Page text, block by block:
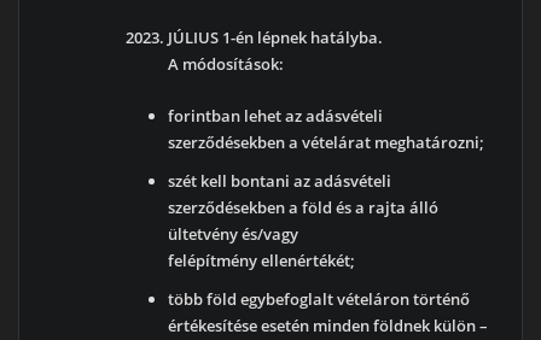
JÚLIUS 1-én lépnek hatályba.
A módosítások:
forintban lehet az adásvételi
szerződésekben a vételárat meghatározni;
szét kell bontani az adásvételi
szerződésekben a föld és a rajta álló
ültetvény és/vagy
felépítmény ellenértékét;
több föld egybefoglalt vételáron történő
értékesítése esetén minden földnek külön –